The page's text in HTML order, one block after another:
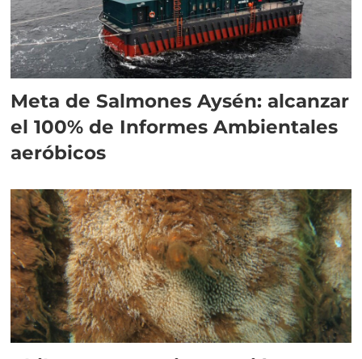
Meta de Salmones Aysén: alcanzar
el 100% de Informes Ambientales
aeróbicos